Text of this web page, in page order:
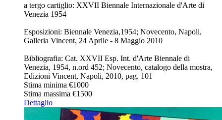
a tergo cartiglio: XXVII Biennale Internazionale d'Arte di
Venezia 1954
Esposizioni: Biennale Venezia,1954; Novecento, Napoli,
Galleria Vincent, 24 Aprile - 8 Maggio 2010
Bibliografia: Cat. XXVII Esp. Int. d'Arte Biennale di
Venezia, 1954, n.ord 452; Novecento, catalogo della mostra,
Edizioni Vincent, Napoli, 2010, pag. 101
Stima minima €1000
Stima massima €1500
Dettaglio